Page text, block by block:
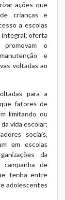
ações que
crianças e
a escolas
integral; oferta
o
e
voltadas ao
para a
fatores de
limitando ou
vida escolar;
sociais,
em escolas
da
de
tenha entre
adolescentes